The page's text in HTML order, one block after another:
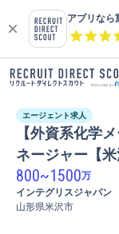
アプリなら
エージェント求人
【外資系化学
ネージャー【米
800~1500万
インテグリスジャパン
山形県米沢市